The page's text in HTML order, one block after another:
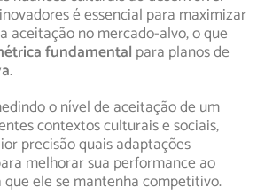
é essencial para maximizar
aceitação no mercado-alvo, o que
fundamental para planos de
.
o nível de aceitação de um
contextos culturais e sociais,
precisão quais adaptações
melhorar sua performance ao
ele se mantenha competitivo.